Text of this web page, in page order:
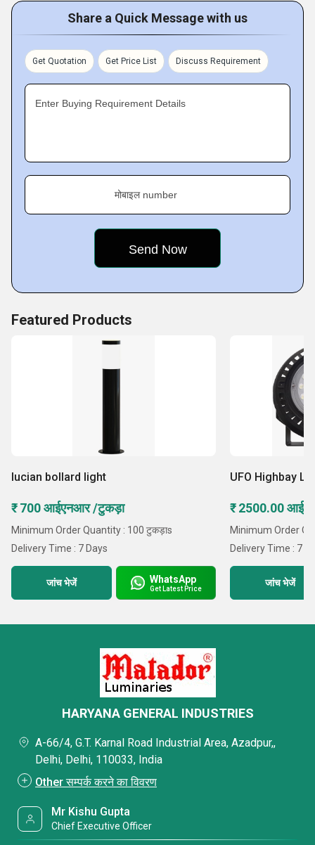
Share a Quick Message with us
Get Quotation Get Price List Discuss Requirement
Enter Buying Requirement Details
मोबाइल number
Featured Products
lucian bollard light
₹ 700 आईएनआर /टुकड़ा
Minimum Order Quantity : 100 टुकड़ाs
Delivery Time : 7 Days
जांच भेजें WhatsApp
Get Latest Price
UFO Highbay
₹ 2500.00
Minimum Order
Delivery Time : 7
जांच भेजें
HARYANA GENERAL INDUSTRIES
A-66/4, G.T. Karnal Road Industrial Area, Azadpur,,
Delhi, Delhi, 110033, India
Other सम्पर्क करने का विवरण
Mr Kishu Gupta
Chief Executive Officer